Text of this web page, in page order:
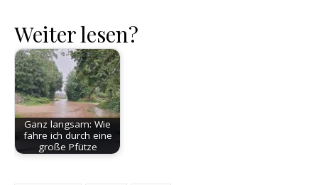
Weiter lesen?
Ganz langsam: Wie
fahre ich durch eine
große Pfütze